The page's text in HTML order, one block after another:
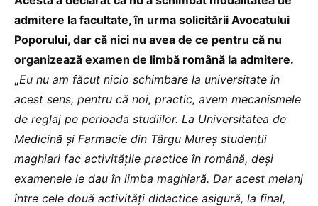
admitere la facultate, în urma solicitării Avocatului
Poporului, dar că nici nu avea de ce pentru că nu
organizează examen de limbă română la admitere.
„Eu nu am făcut nicio schimbare la universitate în
acest sens, pentru că noi, practic, avem mecanismele
de reglaj pe perioada studiilor. La Universitatea de
Medicină și Farmacie din Târgu Mureș studenții
maghiari fac activitățile practice în română, deși
examenele le dau în limba maghiară. Dar acest melanj
între cele două activități didactice asigură, la final,